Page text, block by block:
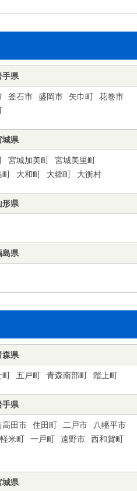
手県
釜石市 盛岡市 矢巾町
花巻市
城県
宮城加美町
宮城美里町
町 大和町 大郷町 大衡村
形県
島県
森県
町 五戸町 青森南部町 階上町
手県
高田市 住田町 二戸市
八幡平市
軽米町 一戸町 遠野市
西和賀町
城県